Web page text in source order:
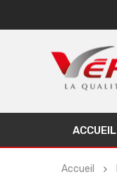
ACCUEIL
Accueil